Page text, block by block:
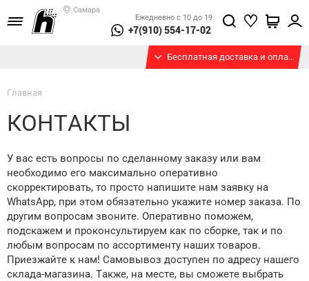
Самара
Ежедневно с 10 до 19
+7(910) 554-17-02
Бесплатная доставка и оплата при получении
Главная
КОНТАКТЫ
У вас есть вопросы по сделанному заказу или вам
необходимо его максимально оперативно
скорректировать, то просто напишите нам заявку на
WhatsApp, при этом обязательно укажите номер заказа. По
другим вопросам звоните. Оперативно поможем,
подскажем и проконсультируем как по сборке, так и по
любым вопросам по ассортименту наших товаров.
Приезжайте к нам! Самовывоз доступен по адресу нашего
склада-магазина. Также, на месте, вы сможете выбрать